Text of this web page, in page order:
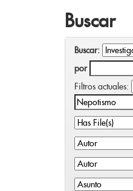
Buscar
Buscar:
por
Filtros actuales: